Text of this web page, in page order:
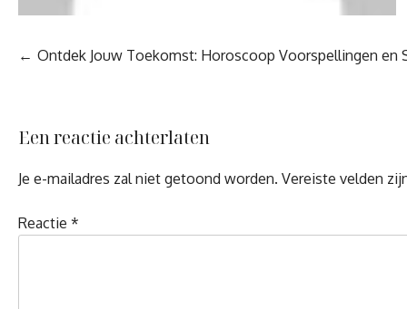
Berichtnavigatie
Ontdek Jouw Toekomst: Horoscoop Voorspellingen en
Een reactie achterlaten
Je e-mailadres zal niet getoond worden. Vereiste velden
Reactie *